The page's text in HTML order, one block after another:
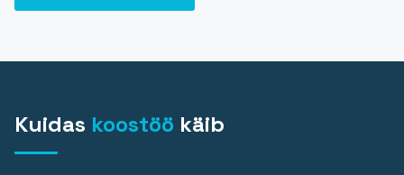
Kuidas koostöö käib